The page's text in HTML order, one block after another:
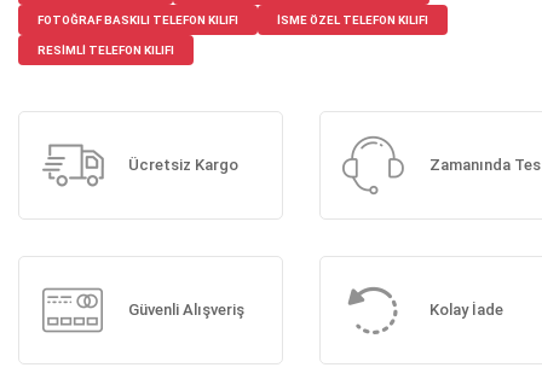
FOTOĞRAF BASKILI TELEFON KILIFI ISME ÖZEL TELEFON KILIFI
RESIMLI TELEFON KILIFI
Ücretsiz Kargo Zamanında
Güvenli Alışveriş Kolay İade